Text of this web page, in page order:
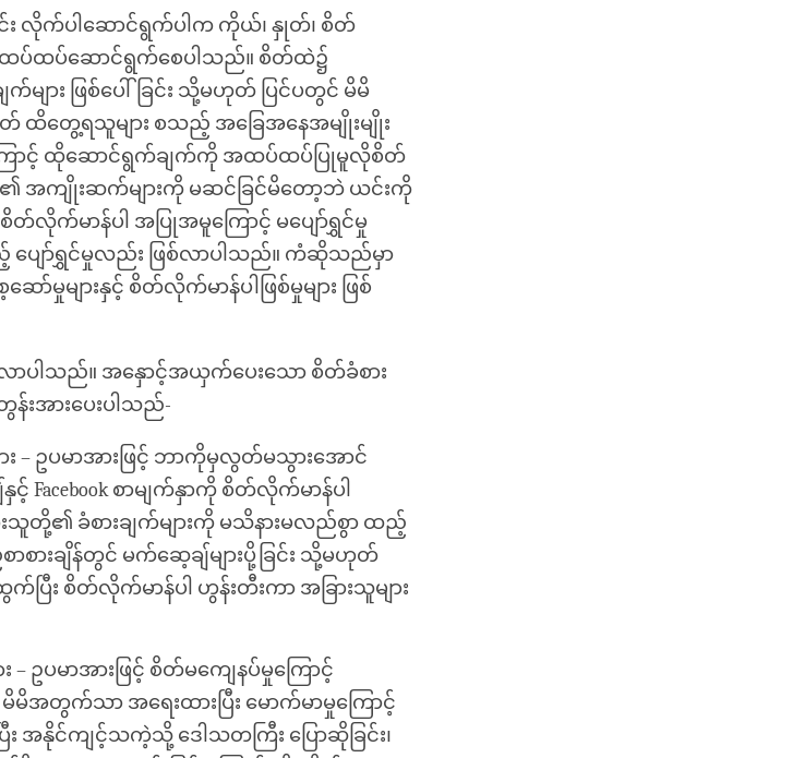
း လိုက်ပါဆောင်ရွက်ပါက ကိုယ်၊ နှုတ်၊ စိတ်
ထပ်ထပ်ဆောင်ရွက်စေပါသည်။ စိတ်ထဲ၌
ျား ဖြစ်ပေါ်ခြင်း သို့မဟုတ် ပြင်ပတွင် မိမိ
ထိတွေ့ရသူများ စသည့် အခြေအနေအမျိုးမျိုး
ြောင့် ထိုဆောင်ရွက်ချက်ကို အထပ်ထပ်ပြုမူလိုစိတ်
အကျိုးဆက်များကို မဆင်ခြင်မိတော့ဘဲ ယင်းကို
မာန်ပါ အပြုအမူကြောင့် မပျော်ရွှင်မှု
ျော်ရွှင်မှုလည်း ဖြစ်လာပါသည်။ ကံဆိုသည်မှာ
များနှင့် စိတ်လိုက်မာန်ပါဖြစ်မှုများ ဖြစ်
လာပါသည်။ အနှောင့်အယှက်ပေးသော စိတ်ခံစား
န်းအားပေးပါသည်-
– ဥပမာအားဖြင့် ဘာကိုမှလွတ်မသွားအောင်
Facebook စာမျက်နှာကို စိတ်လိုက်မာန်ပါ
သူတို့၏ ခံစားချက်များကို မသိနားမလည်စွာ ထည့်
ာစားချိန်တွင် မက်ဆေ့ချ်များပို့ခြင်း သို့မဟုတ်
ပြီး စိတ်လိုက်မာန်ပါ ဟွန်းတီးကာ အခြားသူများ
– ဥပမာအားဖြင့် စိတ်မကျေနပ်မှုကြောင့်
မိမိအတွက်သာ အရေးထားပြီး မောက်မာမှုကြောင့်
း အနိုင်ကျင့်သကဲ့သို့ ဒေါသတကြီး ပြောဆိုခြင်း၊